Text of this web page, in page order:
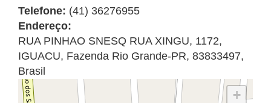
Telefone: (41) 36276955
Endereço:
RUA PINHAO SNESQ RUA XINGU, 1172,
IGUACU, Fazenda Rio Grande-PR, 83833497,
Brasil
+